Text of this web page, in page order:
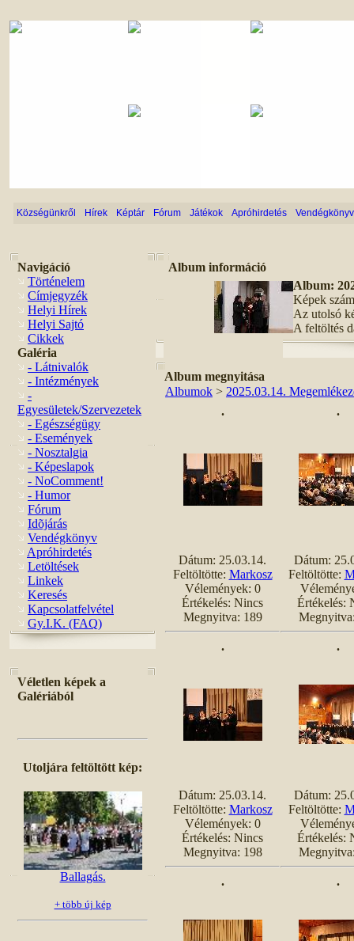
Községünkről Hírek Képtár Fórum Játékok Apróhirdetés Vendégkönyv
Navigáció
Történelem
Címjegyzék
Helyi Hírek
Helyi Sajtó
Cikkek
Galéria
- Látnivalók
- Intézmények
-
Egyesületek/Szervezetek
- Egészségügy
- Események
- Nosztalgia
- Képeslapok
- NoComment!
- Humor
Fórum
Idõjárás
Vendégkönyv
Apróhirdetés
Letöltések
Linkek
Keresés
Kapcsolatfelvétel
Gy.I.K. (FAQ)
Véletlen képek a
Galériából
Utoljára feltöltött kép:
Ballagás.
+ több új kép
Album információ
Album:
Képek
Az utolsó
A feltöltés
Album megnyitása
Albumok > 2025.03.14.
.
Dátum: 25.03.14.
Feltöltötte: Markosz
Vélemények: 0
Értékelés: Nincs
Megnyitva: 189
.
Dátum:
Feltöltötte:
Értékelés:
.
Dátum: 25.03.14.
Feltöltötte: Markosz
Vélemények: 0
Értékelés: Nincs
Megnyitva: 198
.
Dátum:
Feltöltötte:
Értékelés:
. .